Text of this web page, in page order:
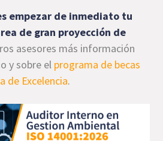
empezar de inmediato tu
de gran proyección de
asesores más información
y sobre el programa de becas
de Excelencia.